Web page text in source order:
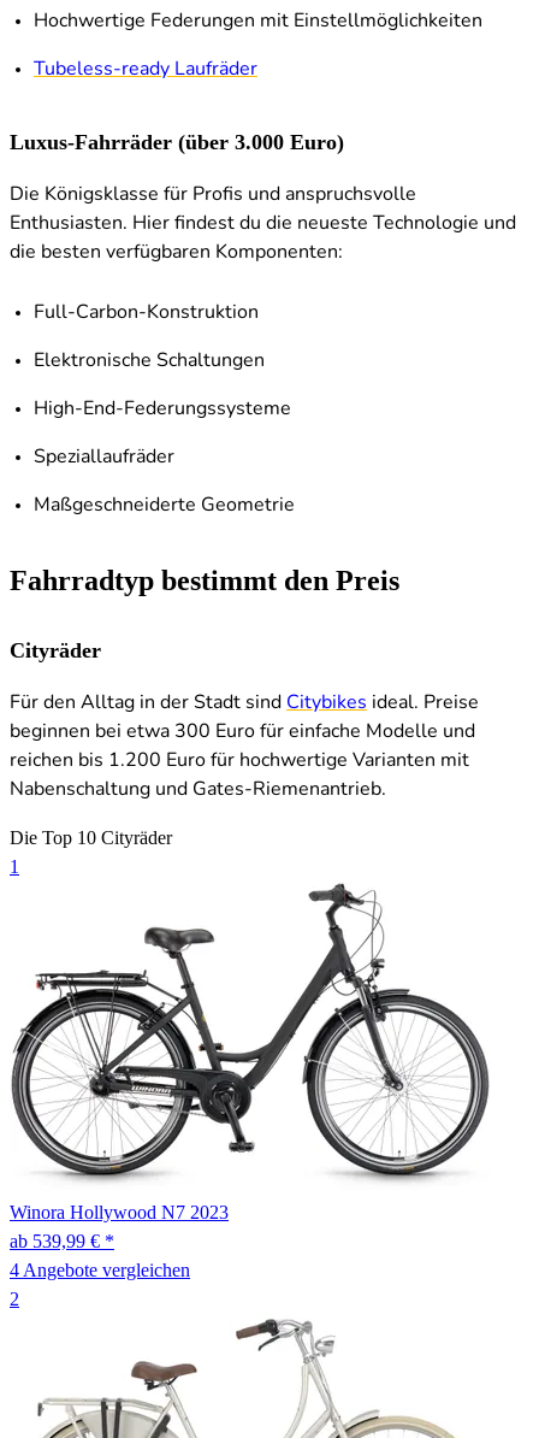
Hochwertige Federungen mit Einstellmöglichkeiten
Tubeless-ready Laufräder
Luxus-Fahrräder (über 3.000 Euro)
Die Königsklasse für Profis und anspruchsvolle
Enthusiasten. Hier findest du die neueste Technologie und
die besten verfügbaren Komponenten:
Full-Carbon-Konstruktion
Elektronische Schaltungen
High-End-Federungssysteme
Speziallaufräder
Maßgeschneiderte Geometrie
Fahrradtyp bestimmt den Preis
Cityräder
Für den Alltag in der Stadt sind Citybikes ideal. Preise
beginnen bei etwa 300 Euro für einfache Modelle und
reichen bis 1.200 Euro für hochwertige Varianten mit
Nabenschaltung und Gates-Riemenantrieb.
Die Top 10 Cityräder
1
Winora Hollywood N7 2023
ab 539,99 € *
4 Angebote vergleichen
2